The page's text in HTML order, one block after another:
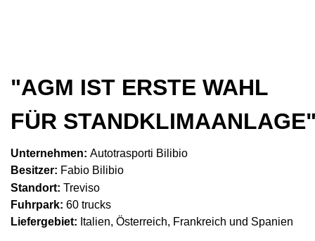
"AGM IST ERSTE WAHL
FÜR STANDKLIMAANLAGE
Unternehmen: Autotrasporti Bilibio
Besitzer: Fabio Bilibio
Standort: Treviso
Fuhrpark: 60 trucks
Liefergebiet: Italien, Österreich, Frankreich und Spanien